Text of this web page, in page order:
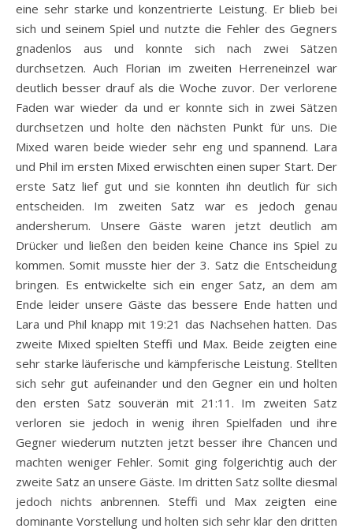
eine sehr starke und konzentrierte Leistung. Er blieb bei
sich und seinem Spiel und nutzte die Fehler des Gegners
gnadenlos aus und konnte sich nach zwei Sätzen
durchsetzen. Auch Florian im zweiten Herreneinzel war
deutlich besser drauf als die Woche zuvor. Der verlorene
Faden war wieder da und er konnte sich in zwei Sätzen
durchsetzen und holte den nächsten Punkt für uns. Die
Mixed waren beide wieder sehr eng und spannend. Lara
und Phil im ersten Mixed erwischten einen super Start. Der
erste Satz lief gut und sie konnten ihn deutlich für sich
entscheiden. Im zweiten Satz war es jedoch genau
andersherum. Unsere Gäste waren jetzt deutlich am
Drücker und ließen den beiden keine Chance ins Spiel zu
kommen. Somit musste hier der 3. Satz die Entscheidung
bringen. Es entwickelte sich ein enger Satz, an dem am
Ende leider unsere Gäste das bessere Ende hatten und
Lara und Phil knapp mit 19:21 das Nachsehen hatten. Das
zweite Mixed spielten Steffi und Max. Beide zeigten eine
sehr starke läuferische und kämpferische Leistung. Stellten
sich sehr gut aufeinander und den Gegner ein und holten
den ersten Satz souverän mit 21:11. Im zweiten Satz
verloren sie jedoch in wenig ihren Spielfaden und ihre
Gegner wiederum nutzten jetzt besser ihre Chancen und
machten weniger Fehler. Somit ging folgerichtig auch der
zweite Satz an unsere Gäste. Im dritten Satz sollte diesmal
jedoch nichts anbrennen. Steffi und Max zeigten eine
dominante Vorstellung und holten sich sehr klar den dritten